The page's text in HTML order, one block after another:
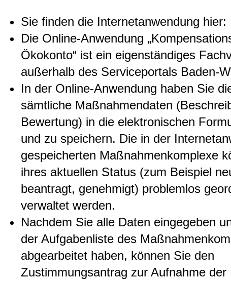
Sie finden die Internetanwendung hier:
Die Online-Anwendung
Ökokonto“ ist ein eigenständiges
außerhalb des Serviceportals Baden-
In der Online-Anwendung haben Sie
sämtliche Maßnahmendaten
Bewertung) in die elektronischen
und zu speichern. Die in der
gespeicherten Maßnahmenkomplexe
ihres aktuellen Status (zum Beispiel
beantragt, genehmigt) problemlos
verwaltet werden.
Nachdem Sie alle Daten eingegeben
der Aufgabenliste des
abgearbeitet haben, können Sie den
Zustimmungsantrag zur Aufnahme der